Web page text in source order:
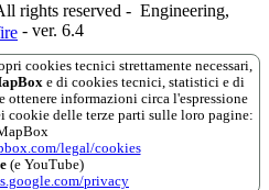
rights reserved - Engineering,
- ver. 6.4
cookies tecnici strettamente necessari,
e di cookies tecnici, statistici e di
ottenere informazioni circa l'espressione
delle terze parti sulle loro pagine:
legal/cookies
(e YouTube)
privacy